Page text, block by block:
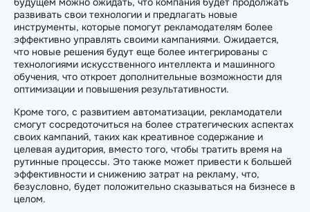
развивать свои технологии и предлагать новые
инструменты, которые помогут рекламодателям более
эффективно управлять своими кампаниями. Ожидается,
что новые решения будут еще более интегрированы с
технологиями искусственного интеллекта и машинного
обучения, что откроет дополнительные возможности для
оптимизации и повышения результативности.
Кроме того, с развитием автоматизации, рекламодатели
смогут сосредоточиться на более стратегических аспектах
своих кампаний, таких как креативное содержание и
целевая аудитория, вместо того, чтобы тратить время на
рутинные процессы. Это также может привести к большей
эффективности и снижению затрат на рекламу, что,
безусловно, будет положительно сказываться на бизнесе в
целом.